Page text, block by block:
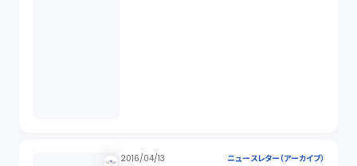
2016/04/13 ニュースレター（アーカイブ）